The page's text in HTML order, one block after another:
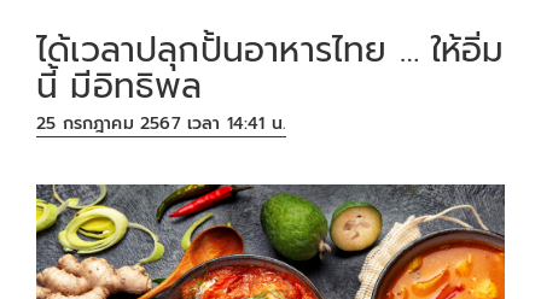
ได้เวลาปลุกปั้นอาหารไทย … ให้อิ่ม
นี้ มีอิทธิพล
25 กรกฎาคม 2567 เวลา 14:41 น.